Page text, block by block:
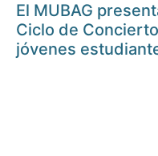
El MUBAG
Ciclo de
jóvenes